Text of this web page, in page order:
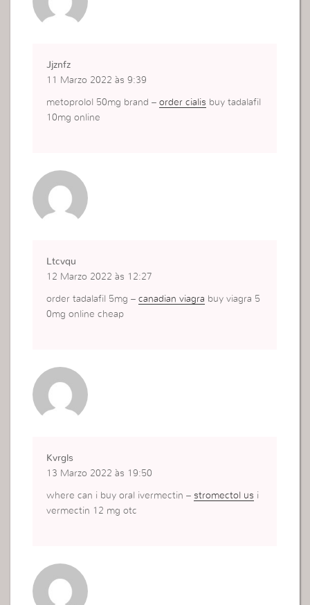
Jjznfz
11 Marzo 2022 às 9:39
metoprolol 50mg brand –order cialis buy tadalafil
10mg online
Ltcvqu
12 Marzo 2022 às 12:27
order tadalafil 5mg –canadian viagra buy viagra 5
0mg online cheap
Kvrgls
13 Marzo 2022 às 19:50
where can i buy oral ivermectin – stromectol us i
vermectin 12 mg otc